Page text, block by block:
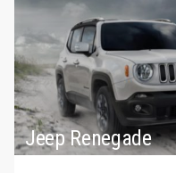
Jeep Renegade